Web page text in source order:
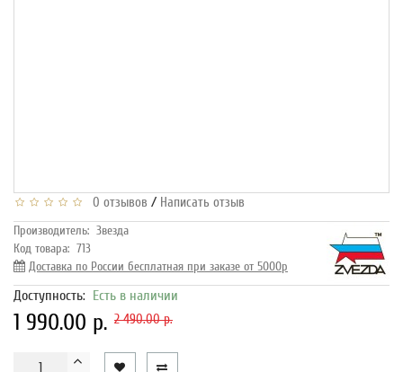
0 отзывов / Написать отзыв
Производитель: Звезда
Код товара: 713
Доставка по России бесплатная при заказе от 5000р
Доступность: Есть в наличии
1 990.00 р. 2 490.00 р.